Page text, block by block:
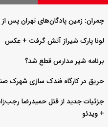
چمران: زمین پادگان‌های تهران پس
لونا پارک شیراز آتش گرفت + عکس
برنامه شیر مدارس قطع شد؟
حریق در کارگاه فندک سازی شهرک
جزئیات جدید از قتل حمیدرضا
+ ویدئو